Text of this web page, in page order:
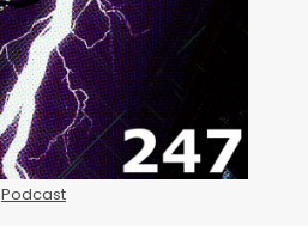
Podcast